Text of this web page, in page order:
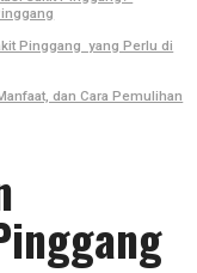
Pinggang yang Perlu di
dan Cara Pemulihan